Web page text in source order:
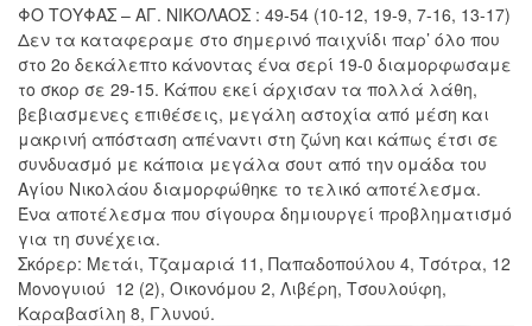
ΦΟ ΤΟΥΦΑΣ – ΑΓ. ΝΙΚΟΛΑΟΣ : 49-54 (10-12, 19-9, 7-16, 13-17)
Δεν τα καταφεραμε στο σημερινό παιχνίδι παρ’ όλο που
στο 2ο δεκάλεπτο κάνοντας ένα σερί 19-0 διαμορφωσαμε
το σκορ σε 29-15. Κάπου εκεί άρχισαν τα πολλά λάθη,
βεβιασμενες επιθέσεις, μεγάλη αστοχία από μέση και
μακρινή απόσταση απέναντι στη ζώνη και κάπως έτσι σε
συνδυασμό με κάποια μεγάλα σουτ από την ομάδα του
Αγίου Νικολάου διαμορφώθηκε το τελικό αποτέλεσμα.
Ένα αποτέλεσμα που σίγουρα δημιουργεί προβληματισμό
για τη συνέχεια.
Σκόρερ: Μετάι, Τζαμαριά 11, Παπαδοπούλου 4, Τσότρα, 12
Μονογυιού 12 (2), Οικονόμου 2, Λιβέρη, Τσουλούφη,
Καραβασίλη 8, Γλυνού.